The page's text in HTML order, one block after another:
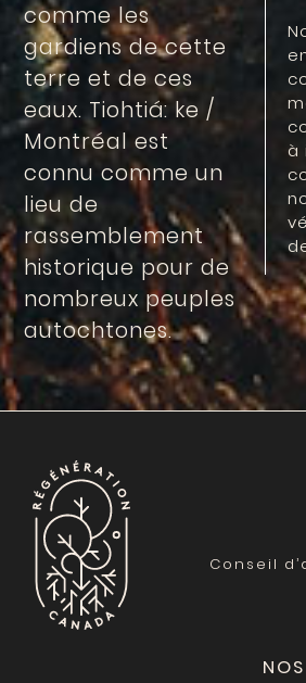
comme les
gardiens de cette
terre et de ces
eaux. Tiohtiá: ke /
Montréal est
connu comme un
lieu de
rassemblement
historique pour de
nombreux peuples
autochtones.
à
Conseil